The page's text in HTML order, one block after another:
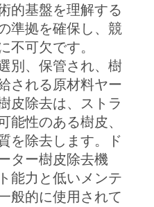
的基盤を理解する
準拠を確保し、競
不可欠です。
別、保管され、樹
される原材料ヤー
皮除去は、ストラ
能性のある樹皮、
を除去します。ド
ター樹皮除去機
能力と低いメンテ
般的に使用されて